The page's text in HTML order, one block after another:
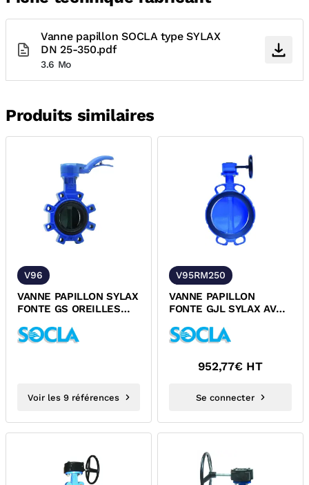
Vanne papillon SOCLA type SYLAX
DN 25-350.pdf
3.6 Mo
Produits similaires
V96
VANNE PAPILLON SYLAX
FONTE GS OREILLES
Voir les 9 références
V95RM250
VANNE PAPILLON
FONTE GJL SYLAX AVEC
SOCLA ACS
952,77€ HT
Se connecter